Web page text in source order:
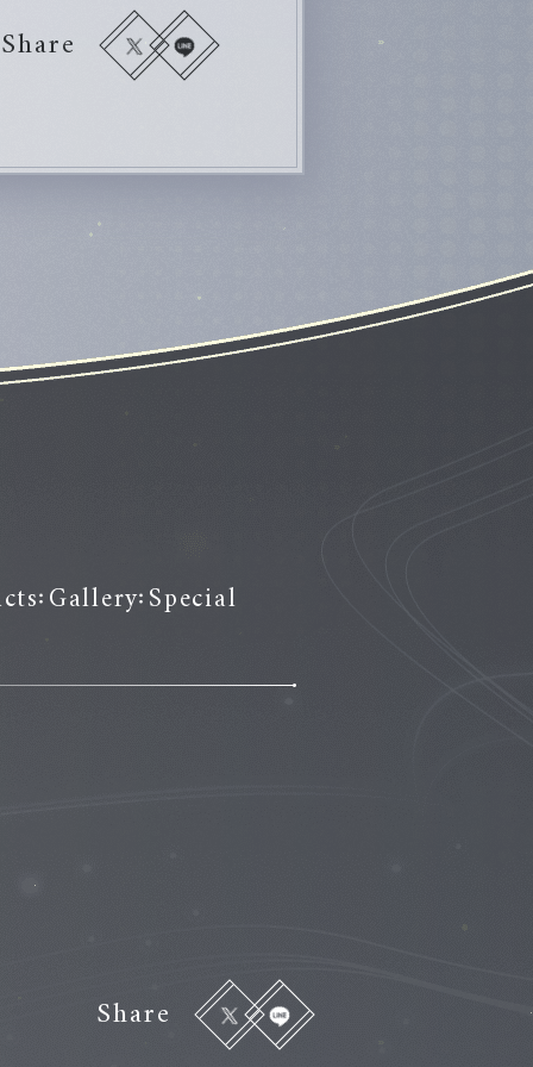
Share
Gallery Special
Share